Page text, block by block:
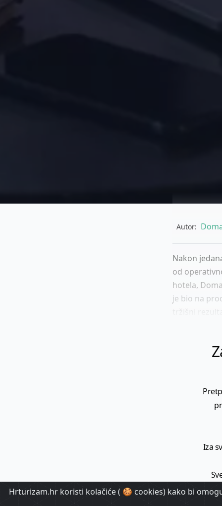
Autor:
Nakon
od
hotela,
je bio na
Iza
Hrturizam.hr koristi kolačiće ( 🍪 cookies) kako bi